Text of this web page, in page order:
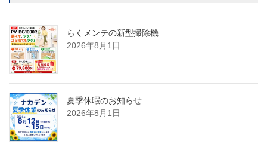
らくメンテの新型掃除機
2026年8月1日
夏季休暇のお知らせ
2026年8月1日